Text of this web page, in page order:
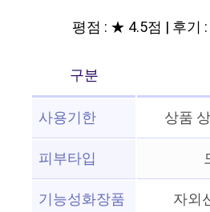
평점 : ★ 4.5점 | 후기 :
구분
사용기한
상품
피부타입
기능성화장품
자외